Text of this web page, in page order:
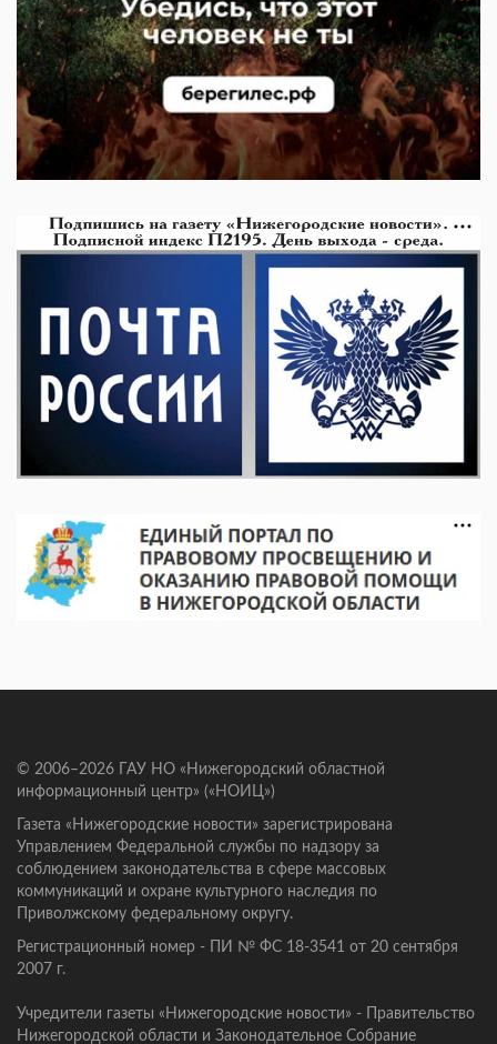
© 2006–2026 ГАУ НО «Нижегородский областной
информационный центр» («НОИЦ»)
Газета «Нижегородские новости» зарегистрирована
Управлением Федеральной службы по надзору за
соблюдением законодательства в сфере массовых
коммуникаций и охране культурного наследия по
Приволжскому федеральному округу.
Регистрационный номер - ПИ № ФС 18-3541 от 20 сентября
2007 г.
Учредители газеты «Нижегородские новости» - Правительство
Нижегородской области и Законодательное Собрание